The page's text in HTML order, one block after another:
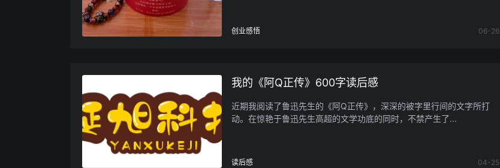
创业感悟 06-26
我的《阿Q正传》600字读后感
近期我阅读了鲁迅先生的《阿Q正传》，深深的被字里行间的文字所打
动。在惊艳于鲁迅先生高超的文学功底的同时，不禁产生了...
读后感 04-25